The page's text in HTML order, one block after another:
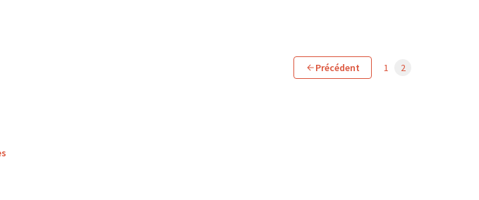
Précédent 1 2